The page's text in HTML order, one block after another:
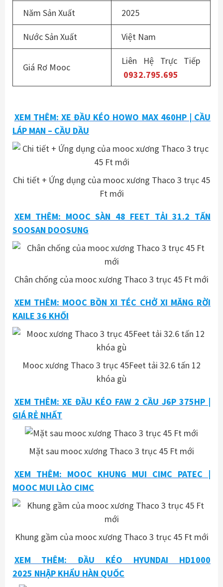
Năm Sản Xuất 2025
Nước Sản Xuất Việt Nam
Giá Rơ Mooc
Liên Hệ Trực Tiếp
0932.795.695
XEM THÊM: XE ĐẦU KÉO HOWO MAX 460HP | CẦU
LÁP MAN – CẦU DẦU
Chi tiết + Ứng dụng của mooc xương Thaco 3 trục 45
Ft mới
XEM THÊM: MOOC SÀN 48 FEET TẢI 31.2 TẤN
SOOSAN DOOSUNG
Chân chống của mooc xương Thaco 3 trục 45 Ft mới
XEM THÊM: MOOC BỒN XI TÉC CHỞ XI MĂNG RỜI
KAILE 36 KHỐI
Mooc xương Thaco 3 trục 45Feet tải 32.6 tấn 12
khóa gù
XEM THÊM: XE ĐẦU KÉO FAW 2 CẦU J6P 375HP |
GIÁ RẺ NHẤT
Mặt sau mooc xương Thaco 3 trục 45 Ft mới
XEM THÊM: MOOC KHUNG MUI CIMC PATEC |
MOOC MUI LÀO CIMC
Khung gầm của mooc xương Thaco 3 trục 45 Ft mới
XEM THÊM: ĐẦU KÉO HYUNDAI HD1000
2025 NHẬP KHẨU HÀN QUỐC